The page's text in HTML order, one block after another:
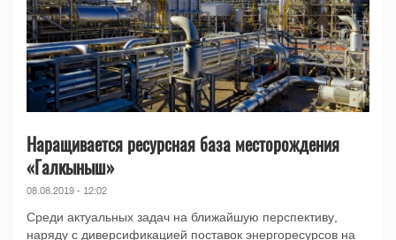
Наращивается ресурсная база месторождения
«Галкыныш»
08.08.2019 - 12:02
Среди актуальных задач на ближайшую перспективу,
наряду с диверсификацией поставок энергоресурсов на